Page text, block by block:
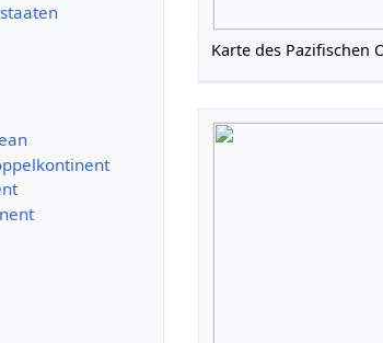
Karte des Pazifischen